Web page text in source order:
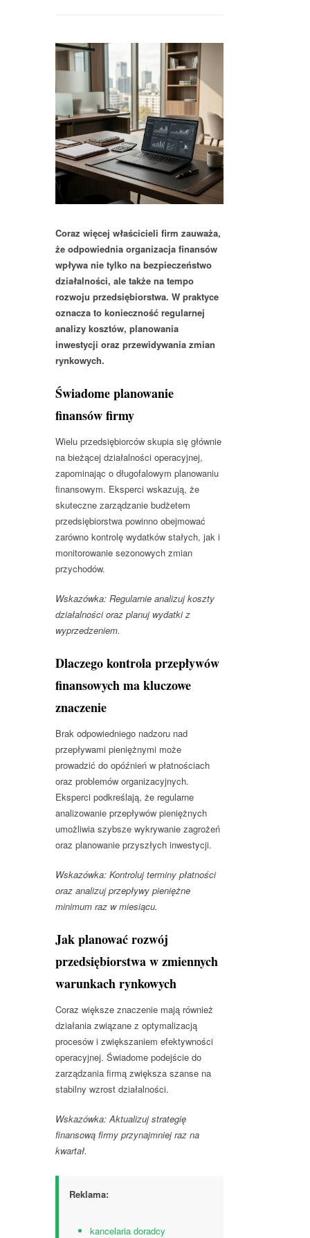
Coraz więcej właścicieli firm zauważa,
że odpowiednia organizacja finansów
wpływa nie tylko na bezpieczeństwo
działalności, ale także na tempo
rozwoju przedsiębiorstwa. W praktyce
oznacza to konieczność regularnej
analizy kosztów, planowania
inwestycji oraz przewidywania zmian
rynkowych.
Świadome planowanie
finansów firmy
Wielu przedsiębiorców skupia się głównie
na bieżącej działalności operacyjnej,
zapominając o długofalowym planowaniu
finansowym. Eksperci wskazują, że
skuteczne zarządzanie budżetem
przedsiębiorstwa powinno obejmować
zarówno kontrolę wydatków stałych, jak i
monitorowanie sezonowych zmian
przychodów.
Wskazówka: Regularnie analizuj koszty
działalności oraz planuj wydatki z
wyprzedzeniem.
Dlaczego kontrola przepływów
finansowych ma kluczowe
znaczenie
Brak odpowiedniego nadzoru nad
przepływami pieniężnymi może
prowadzić do opóźnień w płatnościach
oraz problemów organizacyjnych.
Eksperci podkreślają, że regularne
analizowanie przepływów pieniężnych
umożliwia szybsze wykrywanie zagrożeń
oraz planowanie przyszłych inwestycji.
Wskazówka: Kontroluj terminy płatności
oraz analizuj przepływy pieniężne
minimum raz w miesiącu.
Jak planować rozwój
przedsiębiorstwa w zmiennych
warunkach rynkowych
Coraz większe znaczenie mają również
działania związane z optymalizacją
procesów i zwiększaniem efektywności
operacyjnej. Świadome podejście do
zarządzania firmą zwiększa szanse na
stabilny wzrost działalności.
Wskazówka: Aktualizuj strategię
finansową firmy przynajmniej raz na
kwartał.
Reklama:
kancelaria doradcy